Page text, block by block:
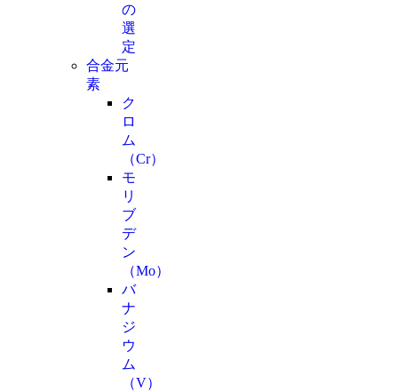
の
選
定
合金元
素
ク
ロ
ム
（Cr）
モ
リ
ブ
デ
ン
（Mo）
バ
ナ
ジ
ウ
ム
（V）